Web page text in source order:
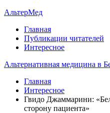
АльтерМед
Главная
Публикации читателей
Интересное
Альтернативная медицина в
Главная
Интересное
Гвидо Джаммарини:
сторону пациента»